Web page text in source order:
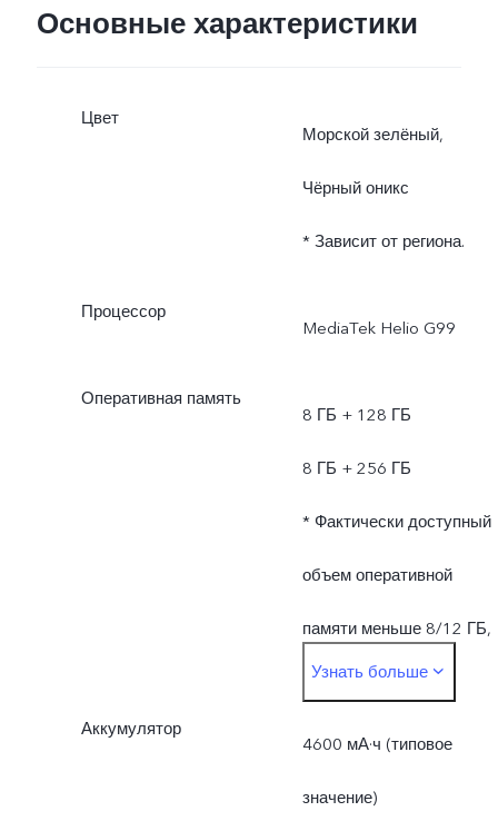
реальных условий и
использования.
* Характеристики
зарядного устройства
продукции или при смене
поставщика. Все это не
влияет на мощность
зарядки в 66 Вт и
эффективность зарядки.
Основные характеристики
Цвет
Морской зелёный,
Чёрный оникс
* Зависит от региона.
Процессор
MediaTek Helio G99
Оперативная память
8 ГБ + 128 ГБ
8 ГБ + 256 ГБ
* Фактически доступный
объем оперативной
памяти меньше 8/12 ГБ,
так как часть памяти
занята операционной
системой и
Узнать больше
Аккумулятор
4600 мА·ч (типовое
значение)